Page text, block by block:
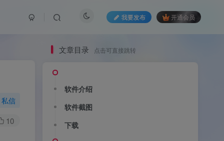
我要发布 开通会员
私信
10
文章目录 点击可直接跳转
软件介绍
软件截图
下载